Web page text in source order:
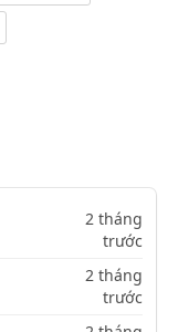
2 tháng
trước
2 tháng
trước